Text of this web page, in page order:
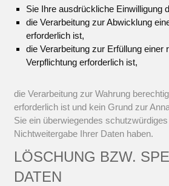
Sie Ihre ausdrückliche Einwilligung
die Verarbeitung zur Abwicklung
erforderlich ist,
die Verarbeitung zur Erfüllung einer
Verpflichtung erforderlich ist,
die Verarbeitung zur Wahrung
erforderlich ist und kein Grund zur
Sie ein überwiegendes
Nichtweitergabe Ihrer Daten haben.
LÖSCHUNG BZW.
DATEN